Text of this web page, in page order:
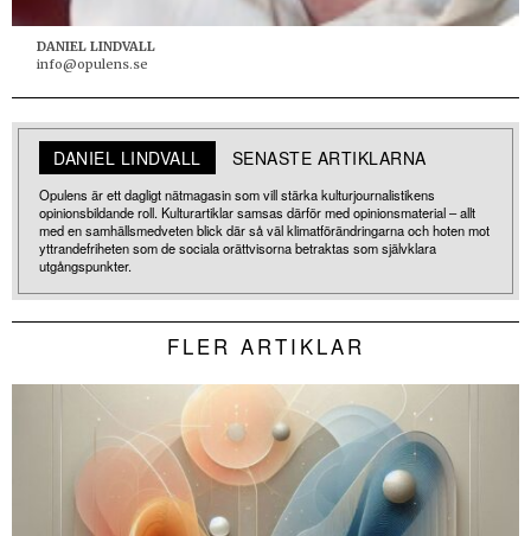
DANIEL LINDVALL
info@opulens.se
DANIEL LINDVALL SENASTE ARTIKLARNA
Opulens är ett dagligt nätmagasin som vill stärka kulturjournalistikens
opinionsbildande roll. Kulturartiklar samsas därför med opinionsmaterial – allt
med en samhällsmedveten blick där så väl klimatförändringarna och hoten mot
yttrandefriheten som de sociala orättvisorna betraktas som självklara
utgångspunkter.
FLER ARTIKLAR